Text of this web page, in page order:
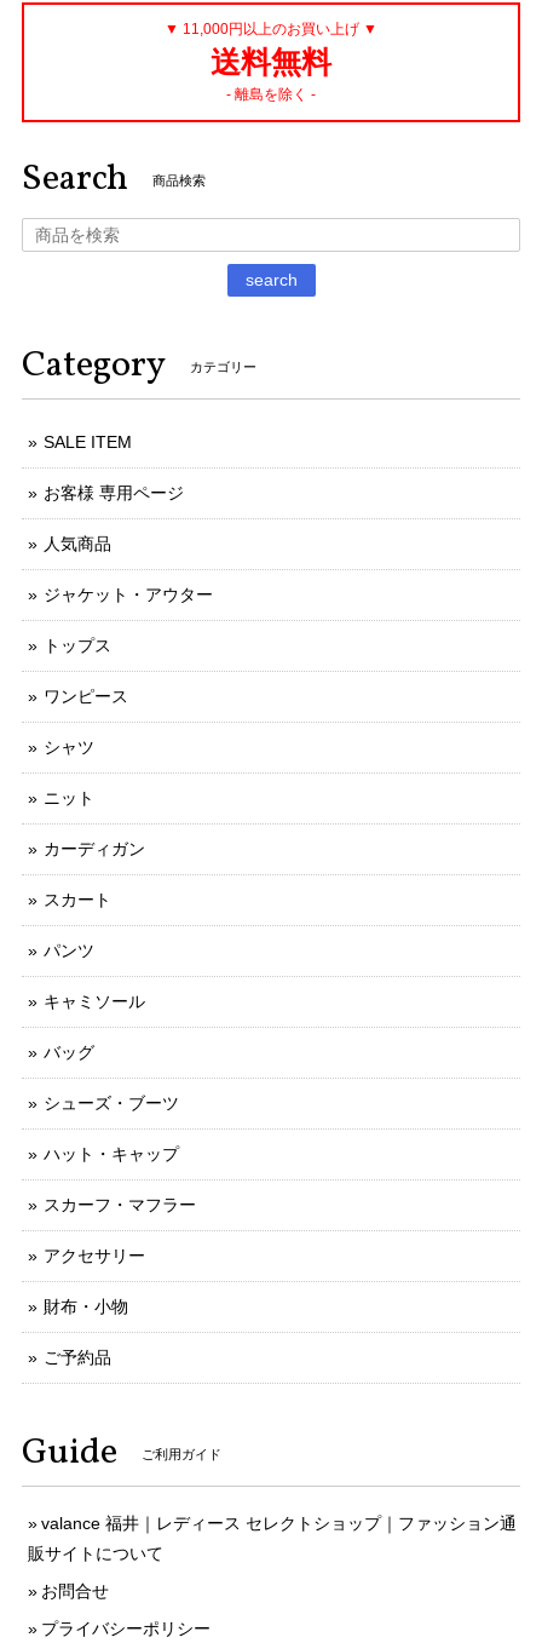
▼ 11,000円以上のお買い上げ ▼
送料無料
- 離島を除く -
Search 商品検索
search
Category カテゴリー
SALE ITEM
お客様 専用ページ
人気商品
ジャケット・アウター
トップス
ワンピース
シャツ
ニット
カーディガン
スカート
パンツ
キャミソール
バッグ
シューズ・ブーツ
ハット・キャップ
スカーフ・マフラー
アクセサリー
財布・小物
ご予約品
Guide ご利用ガイド
valance 福井｜レディース セレクトショップ｜ファッション通
販サイトについて
お問合せ
プライバシーポリシー